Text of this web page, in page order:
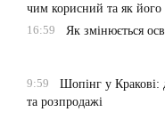
чим корисний та як його
16:59
Як змінюється
9:59
Шопінг у Кракові:
та розпродажі